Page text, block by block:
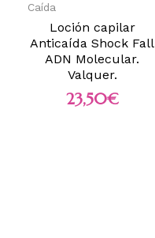
Caída
Loción capilar
Anticaída Shock Fall
ADN Molecular.
Valquer.
23,50€